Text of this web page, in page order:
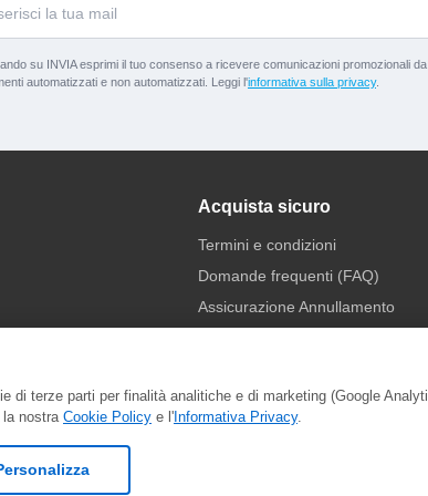
terze parti per finalità analitiche e di marketing (Google
la nostraCookie Policy e l' Informativa Privacy.
su INVIA esprimi il tuo consenso a ricevere comunicazioni promozionali da
automatizzati e non automatizzati. Leggi l'informativa sulla privacy.
Acquista sicuro
Termini e condizioni
Domande frequenti (FAQ)
Assicurazione Annullamento